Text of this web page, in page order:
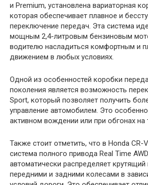
и Premium, установлена вариаторная
которая обеспечивает плавное и
переключение передач. Эта система
мощным 2,4-литровым бензиновым
водителю насладиться комфортным и
движением в любых условиях.
Одной из особенностей коробки
поколения является возможность
Sport, который позволяет получить
управление автомобилем. Это
активном вождении или при обгонах на
Также стоит отметить, что в Honda CR-
система полного привода Real Time
автоматически распределяет
передними и задними колесами в